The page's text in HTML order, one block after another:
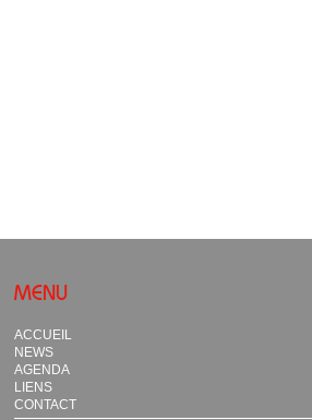
MENU
ACCUEIL
NEWS
AGENDA
LIENS
CONTACT